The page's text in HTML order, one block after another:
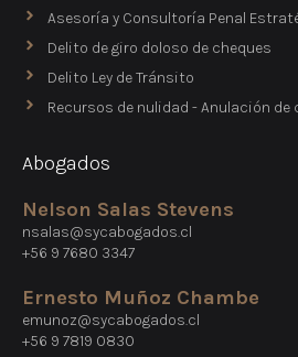
Asesoría y Consultoría Penal
Delito de giro doloso de cheques
Delito Ley de Tránsito
Recursos de nulidad - Anulación de
Abogados
Nelson Salas Stevens
nsalas@sycabogados.cl
+56 9 7680 3347
Ernesto Muñoz Chambe
emunoz@sycabogados.cl
+56 9 7819 0830